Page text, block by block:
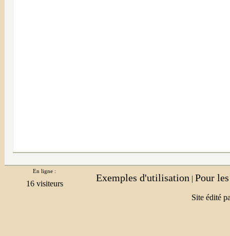
En ligne :
Exemples d'utilisation | Pour
Site édité